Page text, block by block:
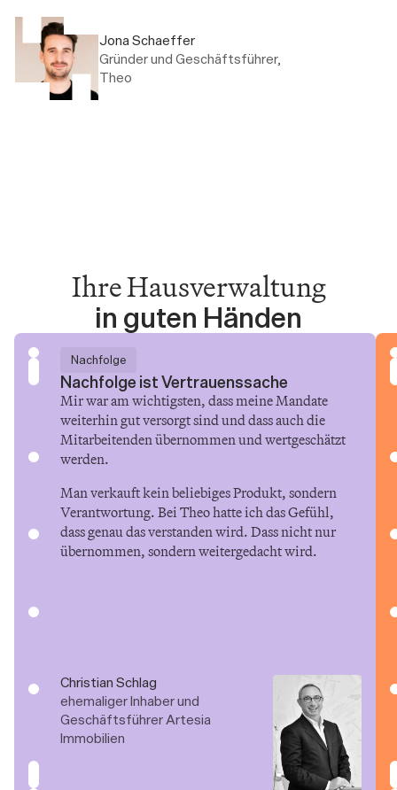
Jona Schaeffer
Gründer und Geschäftsführer,
Theo
Ihre Hausverwaltung
in guten Händen
Nachfolge
Nachfolge ist Vertrauenssache
Mir war am wichtigsten, dass meine Mandate
weiterhin gut versorgt sind und dass auch die
Mitarbeitenden übernommen und wertgeschätzt
werden.
Man verkauft kein beliebiges Produkt, sondern
Verantwortung. Bei Theo hatte ich das Gefühl,
dass genau das verstanden wird. Dass nicht nur
übernommen, sondern weitergedacht wird.
Christian Schlag
ehemaliger Inhaber und
Geschäftsführer Artesia
Immobilien